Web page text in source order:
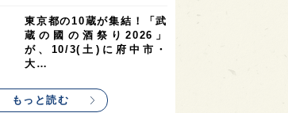
ウェー 1 新宿区 1
1 鳥取県 1
東京都の10蔵が集結！「武
蔵の國の酒祭り2026」
が、10/3(土)に府中市・
大…
もっと読む